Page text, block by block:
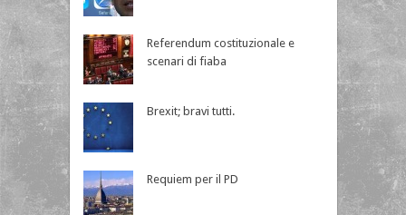
Referendum costituzionale e
scenari di fiaba
Brexit; bravi tutti.
Requiem per il PD